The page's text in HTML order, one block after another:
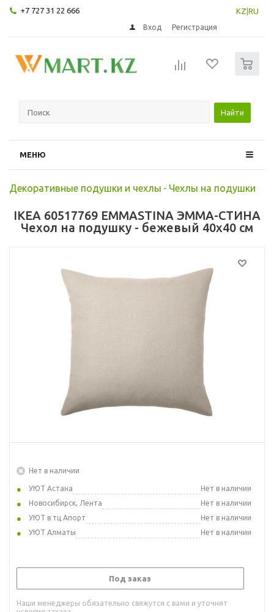
+7 727 31 22 666 KZ RU
Вход Регистрация
Найти
МЕНЮ
Декоративные подушки и чехлы - Чехлы на подушки
IKEA 60517769 EMMASTINA ЭММА-СТИНА
Чехол на подушку - бежевый 40x40 см
Нет в наличии
УЮТ Астана
Нет в наличии
Новосибирск, Лента
Нет в наличии
УЮТ в тц Апорт
Нет в наличии
УЮТ Алматы
Нет в наличии
Под заказ
Наши менеджеры обязательно свяжутся с вами и уточнят